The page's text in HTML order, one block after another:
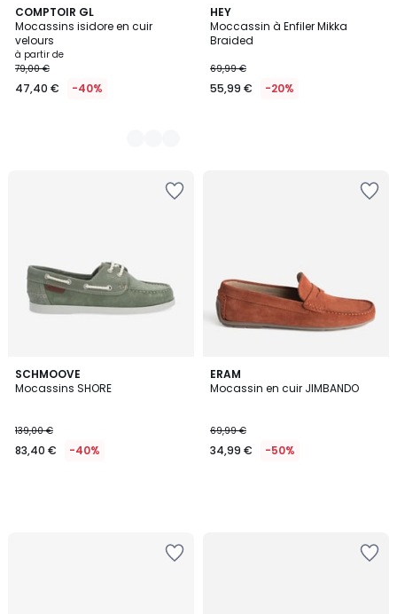
COMPTOIR GL
Mocassins isidore en cuir
velours
à partir de
79,00 €
47,40 € -40%
2
Couleurs
HEY
Moccassin à Enfiler Mikka
Braided
69,99 €
55,99 € -20%
SCHMOOVE
Mocassins SHORE
139,00 €
83,40 € -40%
ERAM
Mocassin en cuir JIMBANDO
69,99 €
34,99 € -50%